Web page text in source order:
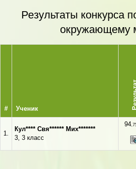
Результаты конкурса
окружающему
# Ученик
1.
Кул**** Свя****** Мих*******
3, 3 класс
94